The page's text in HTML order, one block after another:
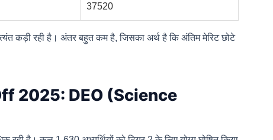
37520
कड़ी रही है। अंतर बहुत कम है, जिसका अर्थ है कि अंतिम मेरिट छोटे
2025: DEO (Science